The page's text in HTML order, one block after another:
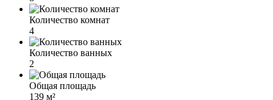
Количество комнат
4
Количество ванных
2
Общая площадь
139 м²